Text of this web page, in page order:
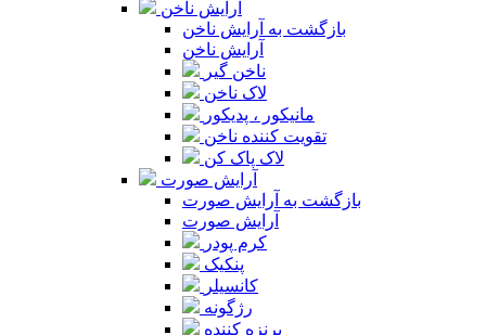
آرایش ناخن
بازگشت به آرایش ناخن
آرایش ناخن
ناخن گیر
لاک ناخن
مانیکور ، پدیکور
تقویت کننده ناخن
لاک پاک کن
آرایش صورت
بازگشت به آرایش صورت
آرایش صورت
کرم پودر
پنکیک
کانسیلر
رژگونه
برنزه کننده